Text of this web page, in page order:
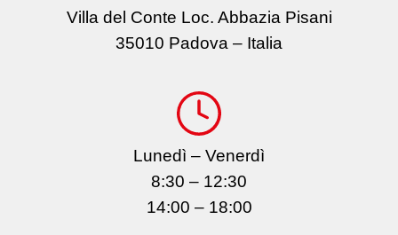
Villa del Conte Loc. Abbazia Pisani
35010 Padova – Italia
Lunedì – Venerdì
8:30 – 12:30
14:00 – 18:00